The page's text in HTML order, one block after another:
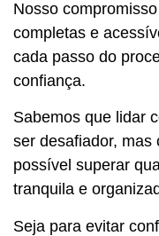
Nosso
completas e
cada passo do
confiança.
Sabemos que lidar
ser desafiador, mas
possível superar
tranquila e
Seja para evitar